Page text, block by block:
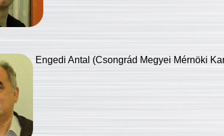
Engedi Antal (Csongrád Megyei Mérnöki